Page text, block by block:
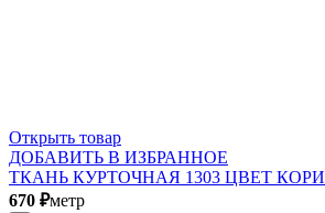
Открыть товар
ДОБАВИТЬ В ИЗБРАННОЕ
ТКАНЬ КУРТОЧНАЯ 1303 ЦВЕТ
670 ₽метр